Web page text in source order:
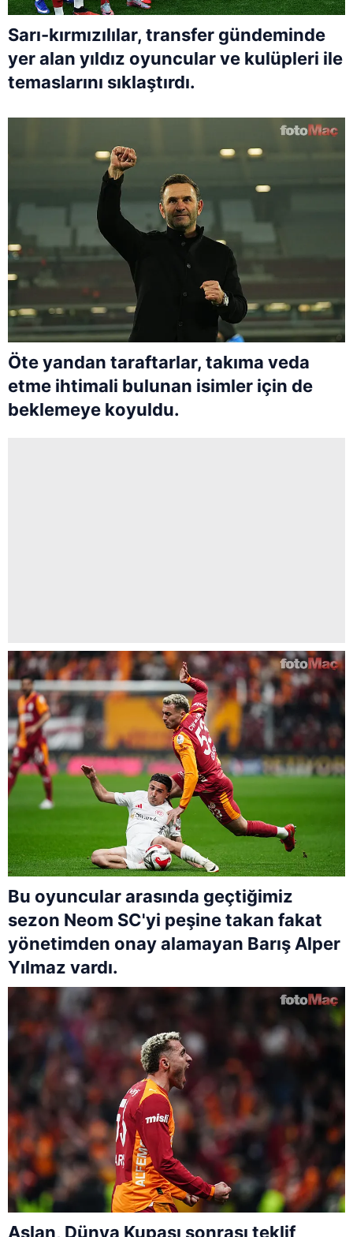
Sarı-kırmızılılar, transfer gündeminde
yer alan yıldız oyuncular ve kulüpleri ile
temaslarını sıklaştırdı.
Öte yandan taraftarlar, takıma veda
etme ihtimali bulunan isimler için de
beklemeye koyuldu.
Bu oyuncular arasında geçtiğimiz
sezon Neom SC'yi peşine takan fakat
yönetimden onay alamayan Barış Alper
Yılmaz vardı.
Aslan, Dünya Kupası sonrası teklif